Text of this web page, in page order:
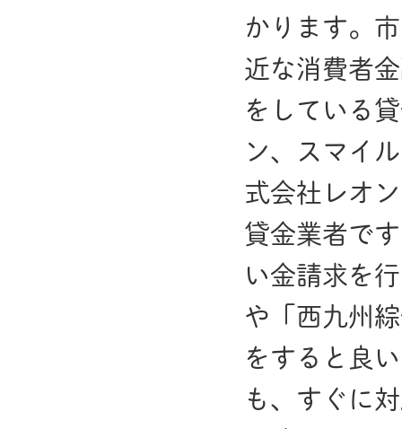
かります。
近な消費者
をしている
ン、スマイ
式会社レオ
貸金業者で
い金請求を
や「西九州
をすると良
も、すぐに